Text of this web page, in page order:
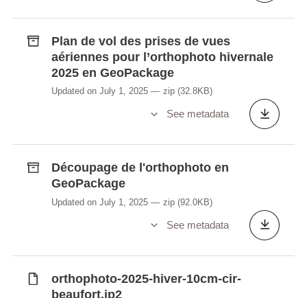
Plan de vol des prises de vues
aériennes pour l’orthophoto hivernale
2025 en GeoPackage
Updated on July 1, 2025 zip (32.8KB)
See metadata
Découpage de l'orthophoto en
GeoPackage
Updated on July 1, 2025 zip (92.0KB)
See metadata
orthophoto-2025-hiver-10cm-cir-
beaufort.jp2